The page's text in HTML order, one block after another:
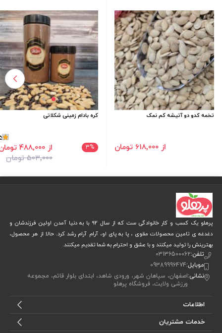
تخمه کدو دو آتیشه کم نمک
از 618٬000 تومان
کره بادام زمینی شکلاتی
3%
503٬000 تومان
از 488٬000 تومان
پرهلو یک کسب و کار خانوادگی ست که از سال 92 با به دنیا آمدن اولین فرزندشان و
دغدغه ی تامین محصولات مقوی ، پا به پای او، آرام آرام رشد کرد. حالا از هر محصول،
بهترینش را تولید میکنند و با عشق و احترام به شما تقدیم میکنند.
تلفن:03136500062
موبایل:09389996474
نشانی:اصفهان، سپاهان شهر، ورودی شاهد، ابتدای بلوار قائم، مجموعه
ورزشی ولایت، فروشگاه پرهلو
اطلاعات
خدمات مشتریان